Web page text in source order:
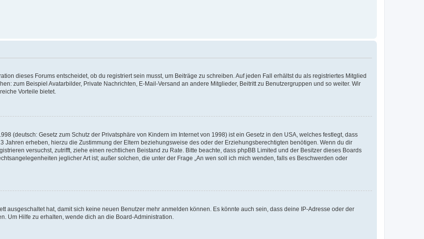
dieses Forums entscheidet, ob du registriert sein musst, um Beiträge zu schreiben. Auf jeden Fall erhältst du als registriertes Mitglied
zum Beispiel Avatarbilder, Private Nachrichten, E-Mail-Versand an andere Mitglieder, Beitritt zu Benutzergruppen und so weiter. Wir
Vorteile bietet.
(deutsch: Gesetz zum Schutz der Privatsphäre von Kindern im Internet von 1998) ist ein Gesetz in den USA, welches festlegt, dass
erheben, hierzu die Zustimmung der Eltern beziehungsweise des oder der Erziehungsberechtigten benötigen. Wenn du dir
versuchst, zutrifft, ziehe einen rechtlichen Beistand zu Rate. Bitte beachte, dass phpBB Limited und der Besitzer dieses Boards
jeglicher Art ist; außer solchen, die unter der Frage „An wen soll ich mich wenden, falls es Beschwerden oder
ausgeschaltet hat, damit sich keine neuen Benutzer mehr anmelden können. Es könnte auch sein, dass deine IP-Adresse oder der
Um Hilfe zu erhalten, wende dich an die Board-Administration.